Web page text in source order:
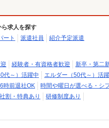
ら求人を探す
ート 派遣社員 紹介予定派遣
経験者・有資格者歓迎
新卒・第二
代～）活躍中
エルダー（50代～）活
時前退社OK
時間や曜日が選べる・シ
社割・特典あり
研修制度あり